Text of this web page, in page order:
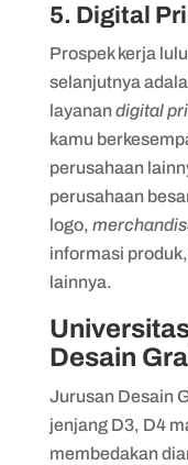
5. Digital
Prospek kerja
selanjutnya
layanandigital
kamu
perusahaan
perusahaan
logo,
informasi
lainnya.
Desain
Jurusan Desain
jenjang D3, D4
membedakan